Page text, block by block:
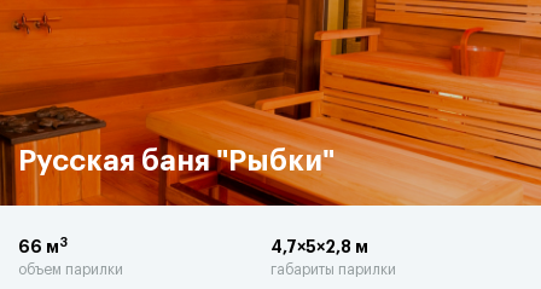
Русская баня "Рыбки"
66 м3
объем парилки
4,7×5×2,8 м
габариты парилки